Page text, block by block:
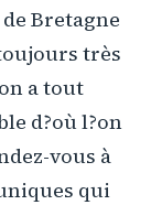
Bretagne
très
a tout
d?où l?on
vous à
qui